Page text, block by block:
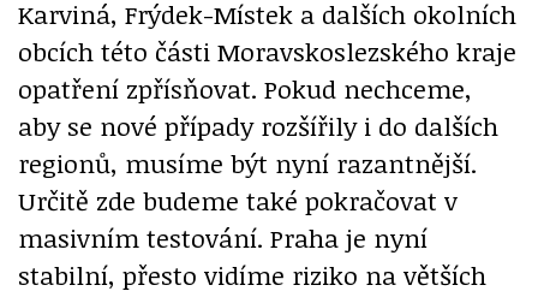
Karviná, Frýdek-Místek a dalších okolních
obcích této části Moravskoslezského kraje
opatření zpřísňovat. Pokud nechceme,
aby se nové případy rozšířily i do dalších
regionů, musíme být nyní razantnější.
Určitě zde budeme také pokračovat v
masivním testování. Praha je nyní
stabilní, přesto vidíme riziko na větších